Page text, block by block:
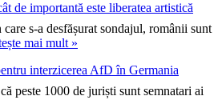
de importantă este liberatea artistică
s-a desfășurat sondajul, românii sunt
mai mult »
de
importantă
interzicerea AfD în Germania
peste 1000 de juriști sunt semnatari ai